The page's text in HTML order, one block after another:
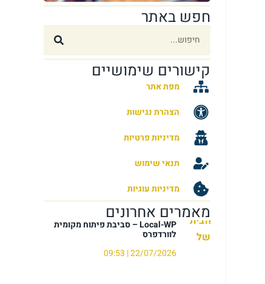
חפש באתר
קישורים שימושיים
מפת אתר
הצהרת נגישות
מדיניות פרטיות
תנאי שימוש
מדיניות עוגיות
מאמרים אחרונים
Local-WP – סביבת פיתוח מקומית
לוורדפרס
22/07/2026